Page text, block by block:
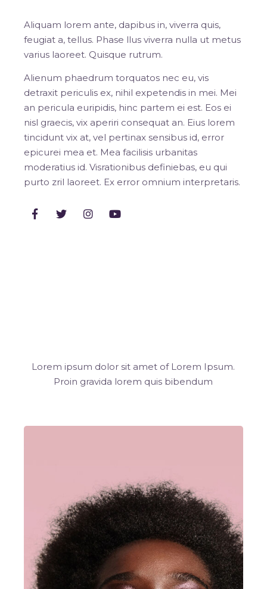
Aliquam lorem ante, dapibus in, viverra quis,
feugiat a, tellus. Phase llus viverra nulla ut metus
varius laoreet. Quisque rutrum.
Alienum phaedrum torquatos nec eu, vis
detraxit periculis ex, nihil expetendis in mei. Mei
an pericula euripidis, hinc partem ei est. Eos ei
nisl graecis, vix aperiri consequat an. Eius lorem
tincidunt vix at, vel pertinax sensibus id, error
epicurei mea et. Mea facilisis urbanitas
moderatius id. Visrationibus definiebas, eu qui
purto zril laoreet. Ex error omnium interpretaris.
Lorem ipsum dolor sit amet of Lorem Ipsum.
Proin gravida lorem quis bibendum